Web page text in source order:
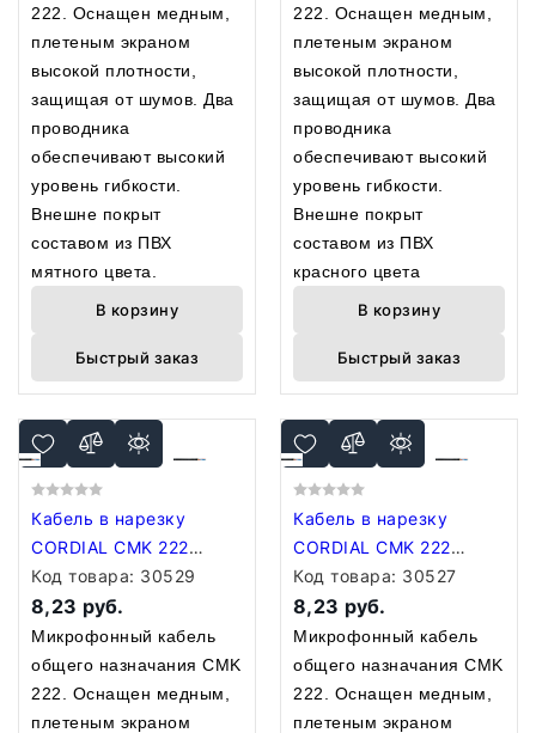
222. Оснащен медным,
плетеным экраном
высокой плотности,
защищая от шумов. Два
проводника
обеспечивают высокий
уровень гибкости.
Внешне покрыт
составом из ПВХ
мятного цвета.
В корзину
Быстрый заказ
222. Оснащен медным,
плетеным экраном
высокой плотности,
защищая от шумов. Два
проводника
обеспечивают высокий
уровень гибкости.
Внешне покрыт
составом из ПВХ
красного цвета
В корзину
Быстрый заказ
Кабель в нарезку
CORDIAL CMK 222
VIOLET
Код товара: 30529
8,23 руб.
Микрофонный кабель
общего назначания CMK
222. Оснащен медным,
плетеным экраном
Кабель в нарезку
CORDIAL CMK 222
YELLOW
Код товара: 30527
8,23 руб.
Микрофонный кабель
общего назначания CMK
222. Оснащен медным,
плетеным экраном